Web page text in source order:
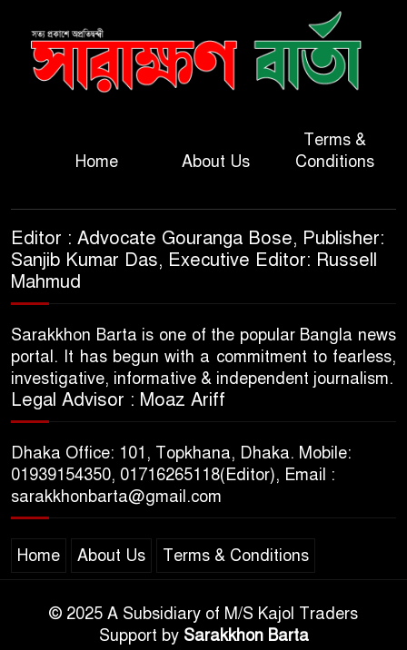
Home About Us
Terms &
Conditions
Editor : Advocate Gouranga Bose, Publisher:
Sanjib Kumar Das, Executive Editor: Russell
Mahmud
Sarakkhon Barta is one of the popular Bangla news
portal. It has begun with a commitment to fearless,
investigative, informative & independent journalism.
Legal Advisor : Moaz Ariff
Dhaka Office: 101, Topkhana, Dhaka. Mobile:
01939154350, 01716265118(Editor), Email :
sarakkhonbarta@gmail.com
Home About Us Terms & Conditions
© 2025 A Subsidiary of M/S Kajol Traders
Support by Sarakkhon Barta